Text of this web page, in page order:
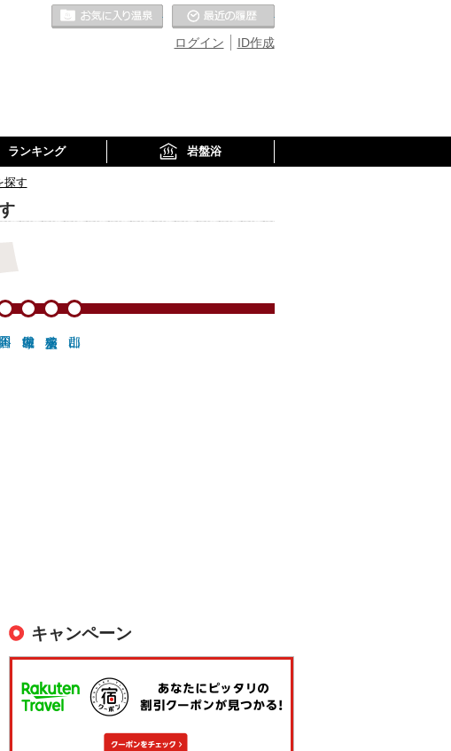
ID作成
ログイン
お気に入りの温泉
ランキング 岩盤浴
探す
キャンペーン